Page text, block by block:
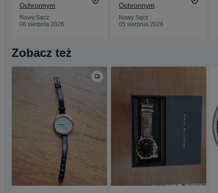
Ochronnym
Nowy Sącz
06 sierpnia 2026
Ochronnym
Nowy Sącz
05 sierpnia 2026
Zobacz też